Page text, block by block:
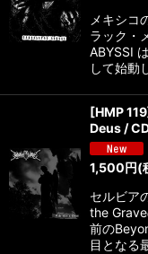
メキシコ
ラック・
ABYSSI
して始動
[HMP
Deus /
1,500円(
セルビア
the
前の
目となる